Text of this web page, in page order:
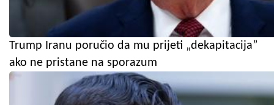
Trump Iranu poručio da mu prijeti „dekapitacija”
ako ne pristane na sporazum